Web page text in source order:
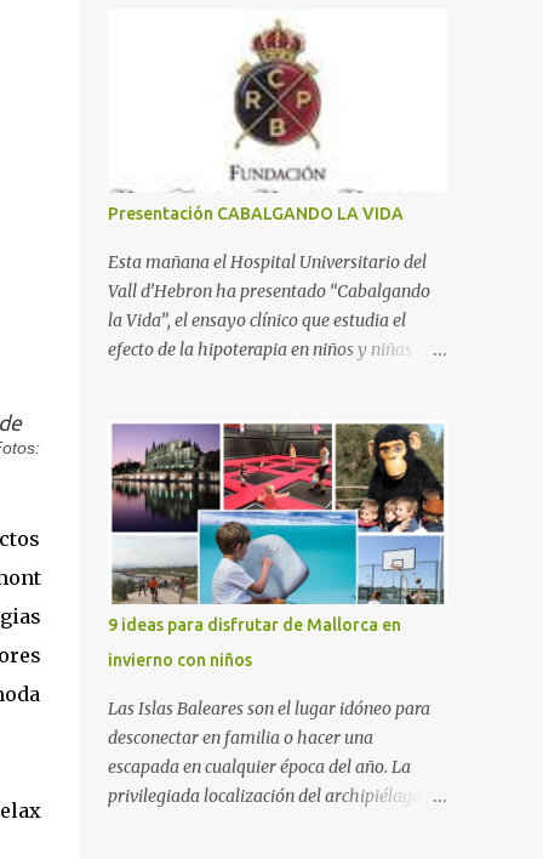
Presentación CABALGANDO LA VIDA
Esta mañana el Hospital Universitario del
Vall d’Hebron ha presentado “Cabalgando
la Vida”, el ensayo clínico que estudia el
efecto de la hipoterapia en niños y niñas
Gimbernat, con el apoyo de la Asociación
Española contra el Cáncer (AEECC) y la
Fundación Federica Cerdá. La presentación
ha contado con la presencia de Emilio Zegrí,
presidente de la Fundación RCPB; la Dra.
Anna Llort, adjunta del Servicio de
Oncología Pediátrica del Hospital Vall
d’Hebron e investigadora del grupo de
Investigación Traslacional en Cáncer en la
Infancia y la Adolescencia del Vall d’Hebron
Instituto de Investigación (VHIR); Anna Saló,
psicóloga del Servicio de Oncología
Pediátrica del Vall d’Hebron y del grupo de
9 ideas para disfrutar de Mallorca en
invierno con niños
Las Islas Baleares son el lugar idóneo para
desconectar en familia o hacer una
escapada en cualquier época del año. La
privilegiada localización del archipiélago